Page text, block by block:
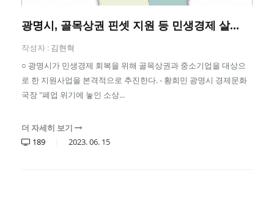
광명시, 골목상권 핀셋 지원 등 민생경제 살...
작성자 : 김현혁
○ 광명시가 민생경제 회복을 위해 골목상권과 중소기업을 대상으
로 한 지원사업을 본격적으로 추진한다. - 황희민 광명시 경제문화
국장 "폐업 위기에 놓인 소상...
더 자세히 보기
189
2023.06. 15